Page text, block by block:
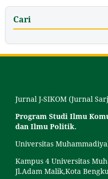
Cari
Jurnal J-SIKOM (Jurnal
Program Studi Ilmu
dan Ilmu Politik.
Universitas
Kampus 4 Universitas
Jl.Adam Malik,Kota